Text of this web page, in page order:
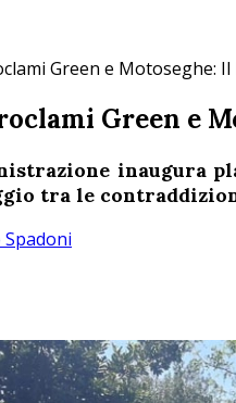
Green e Motoseghe:
Green e
inaugura
tra le